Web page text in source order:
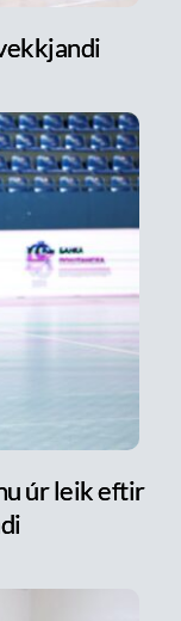
úr leik eftir